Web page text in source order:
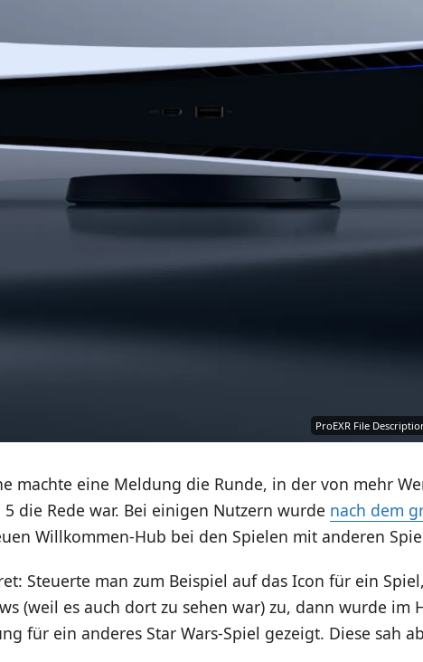
ProEXR File
machte eine Meldung die Runde, in der von mehr
5 die Rede war. Bei einigen Nutzern wurde nach dem
Willkommen-Hub bei den Spielen mit anderen
Steuerte man zum Beispiel auf das Icon für ein
(weil es auch dort zu sehen war) zu, dann wurde im
für ein anderes Star Wars-Spiel gezeigt. Diese sah